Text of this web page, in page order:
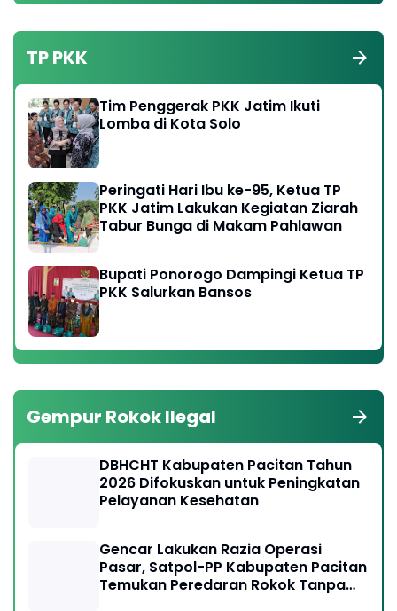
TP PKK
Tim Penggerak PKK Jatim Ikuti
Lomba di Kota Solo
Peringati Hari Ibu ke-95, Ketua TP
PKK Jatim Lakukan Kegiatan Ziarah
Tabur Bunga di Makam Pahlawan
Bupati Ponorogo Dampingi Ketua TP
PKK Salurkan Bansos
Gempur Rokok Ilegal
DBHCHT Kabupaten Pacitan Tahun
2026 Difokuskan untuk Peningkatan
Pelayanan Kesehatan
Gencar Lakukan Razia Operasi
Pasar, Satpol-PP Kabupaten Pacitan
Temukan Peredaran Rokok Tanpa